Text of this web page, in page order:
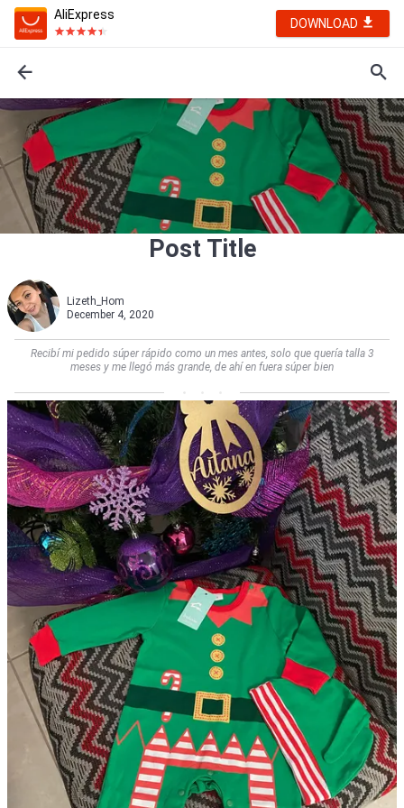
AliExpress
DOWNLOAD
Post Title
Lizeth_Hom
December 4, 2020
Recibí mi pedido súper rápido como un mes antes, solo que quería talla 3
meses y me llegó más grande, de ahí en fuera súper bien